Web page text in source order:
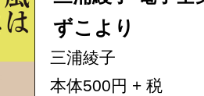
ずこより
三浦綾子
本体500円 + 税